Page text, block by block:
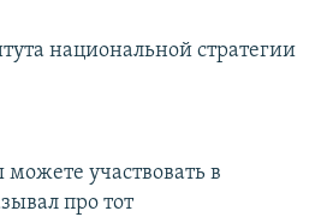
национальной стратегии
участвовать в
про тот